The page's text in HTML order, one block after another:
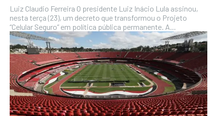
Luiz Claudio Ferreira O presidente Luiz Inácio Lula assinou,
nesta terça (23), um decreto que transformou o Projeto
“Celular Seguro” em política pública permanente. A...